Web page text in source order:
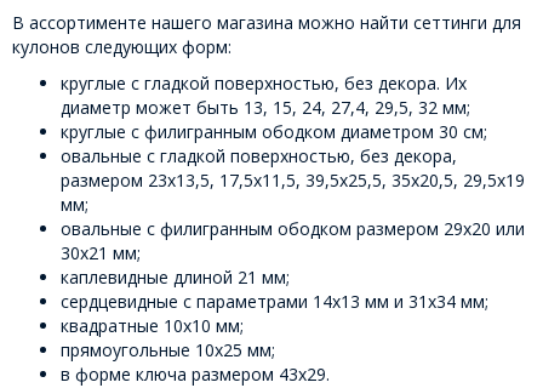
В ассортименте нашего магазина можно найти сеттинги для
кулонов следующих форм:
круглые с гладкой поверхностью, без декора. Их
диаметр может быть 13, 15, 24, 27,4, 29,5, 32 мм;
круглые с филигранным ободком диаметром 30 см;
овальные с гладкой поверхностью, без декора,
размером 23х13,5, 17,5х11,5, 39,5х25,5, 35х20,5, 29,5х19
мм;
овальные с филигранным ободком размером 29х20 или
30х21 мм;
каплевидные длиной 21 мм;
сердцевидные с параметрами 14х13 мм и 31х34 мм;
квадратные 10х10 мм;
прямоугольные 10х25 мм;
в форме ключа размером 43х29.